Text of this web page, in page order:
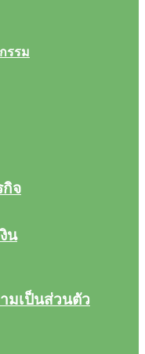
รรม
กิจ
น
มเป็นส่วนตัว